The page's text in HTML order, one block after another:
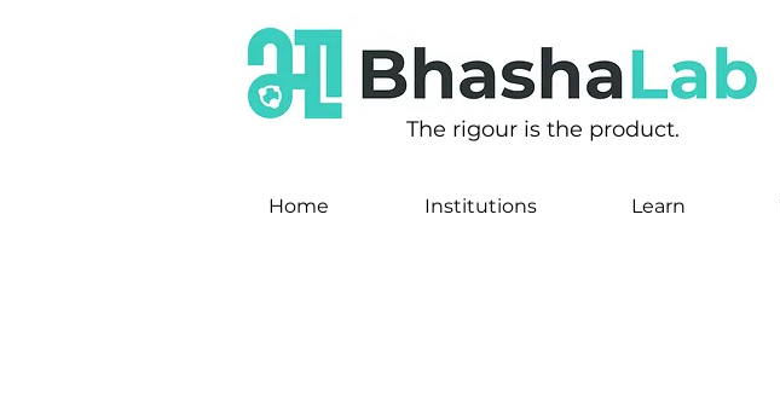
The rigour is the product.
Home Institutions Learn